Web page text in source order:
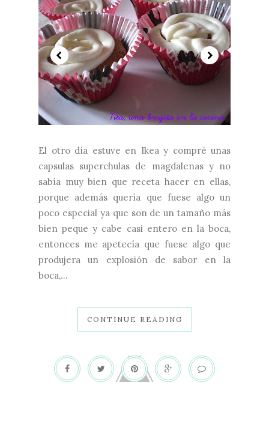
El otro día estuve en Ikea y compré unas
capsulas superchulas de magdalenas y no
sabía muy bien que receta hacer en ellas,
porque además quería que fuese algo un
poco especial ya que son de un tamaño más
bien peque y cabe casi entero en la boca,
entonces me apetecía que fuese algo que
produjera un explosión de sabor en la
boca,...
CONTINUE READING